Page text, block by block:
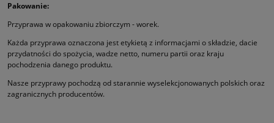
Pakowanie:
Przyprawa w opakowaniu zbiorczym - worek.
Każda przyprawa oznaczona jest etykietą z informacjami o składzie, dacie
przydatności do spożycia, wadze netto, numeru partii oraz kraju
pochodzenia danego produktu.
Nasze przyprawy pochodzą od starannie wyselekcjonowanych polskich oraz
zagranicznych producentów.